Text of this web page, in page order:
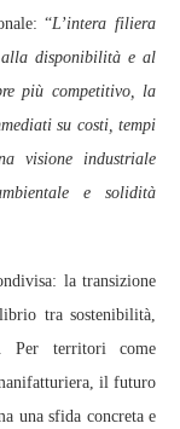
“L’intera filiera
alla disponibilità e al
più competitivo, la
su costi, tempi
visione industriale
e solidità
la transizione
tra sostenibilità,
Per territori come
il futuro
una sfida concreta e